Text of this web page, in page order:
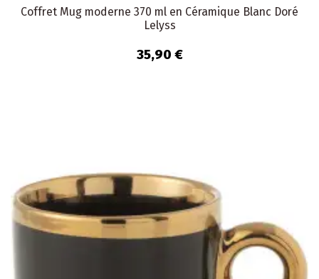
Coffret Mug moderne 370 ml en Céramique Blanc Doré
Lelyss
35,90 €